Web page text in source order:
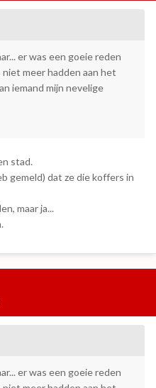
er was een goeie reden
meer hadden aan het
iemand mijn nevelige
stad.
gemeld) dat ze die koffers in
maar ja...
er was een goeie reden